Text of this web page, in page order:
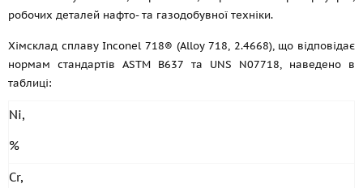
робочих деталей нафто- та газодобувної техніки.
Хімсклад сплаву Inconel 718® (Alloy 718, 2.4668), що відповідає
нормам стандартів ASTM B637 та UNS N07718, наведено в
таблиці:
Ni,
%
Cr,